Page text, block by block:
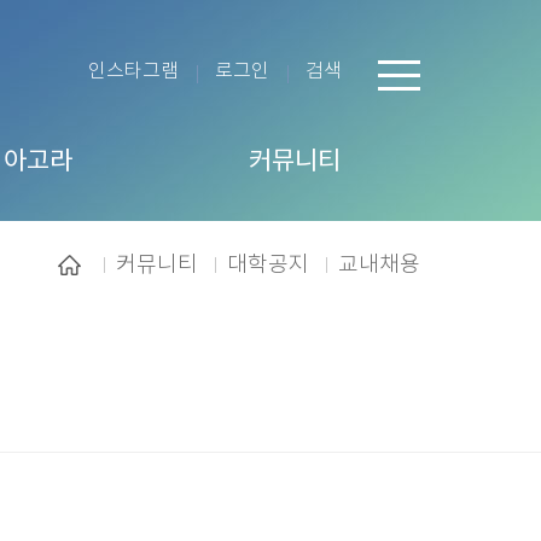
인스타그램 로그인 검색
고라 커뮤니티
커뮤니티 대학공지 교내채용